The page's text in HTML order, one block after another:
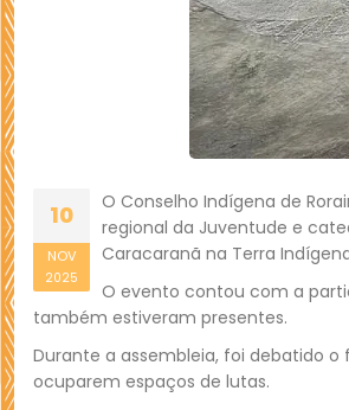
10
NOV
2025
O Conselho Indígena de
regional da Juventude e
Caracaranã na Terra
O evento contou com a
também estiveram presentes.
Durante a assembleia, foi debatido
ocuparem espaços de lutas.